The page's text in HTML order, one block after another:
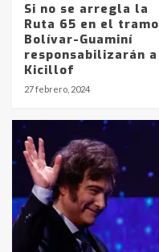
Si no se arregla la
Ruta 65 en el tramo
Bolívar-Guaminí
responsabilizarán a
Kicillof
27 febrero, 2024